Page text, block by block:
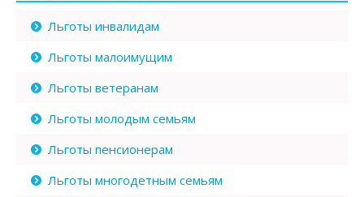
Льготы инвалидам
Льготы малоимущим
Льготы ветеранам
Льготы молодым семьям
Льготы пенсионерам
Льготы многодетным семьям